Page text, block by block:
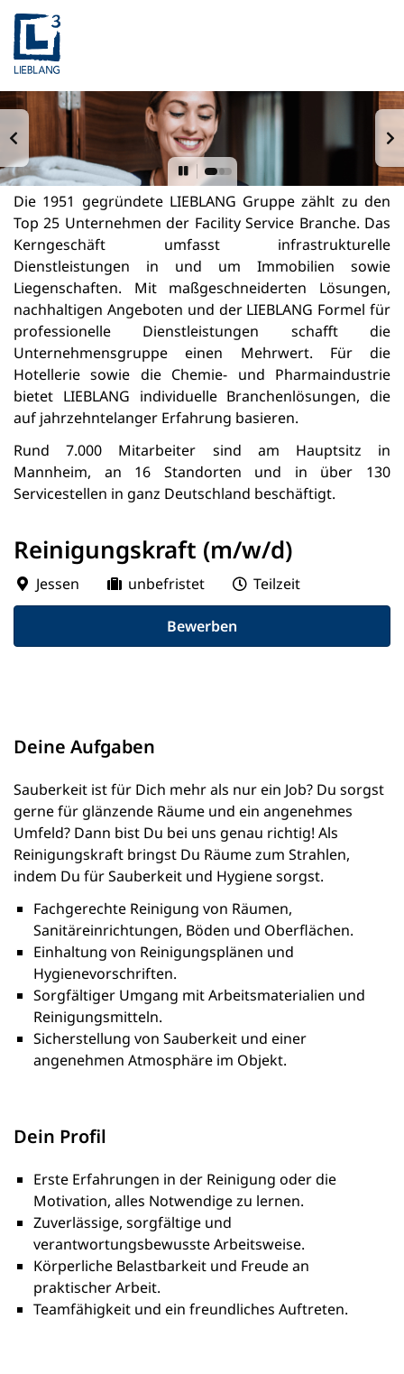
Reinigungskraft (m/w/d)
Jessen unbefristet Teilzeit
Bewerben
Die 1951 gegründete LIEBLANG Gruppe zählt zu den
Top 25 Unternehmen der Facility Service Branche. Das
Kerngeschäft umfasst infrastrukturelle
Dienstleistungen in und um Immobilien sowie
Liegenschaften. Mit maßgeschneiderten Lösungen,
nachhaltigen Angeboten und der LIEBLANG Formel für
professionelle Dienstleistungen schafft die
Unternehmensgruppe einen Mehrwert. Für die
Hotellerie sowie die Chemie- und Pharmaindustrie
bietet LIEBLANG individuelle Branchenlösungen, die
auf jahrzehntelanger Erfahrung basieren.
Rund 7.000 Mitarbeiter sind am Hauptsitz in
Mannheim, an 16 Standorten und in über 130
Servicestellen in ganz Deutschland beschäftigt.
Deine Aufgaben
Sauberkeit ist für Dich mehr als nur ein Job? Du sorgst
gerne für glänzende Räume und ein angenehmes
Umfeld? Dann bist Du bei uns genau richtig! Als
Reinigungskraft bringst Du Räume zum Strahlen,
indem Du für Sauberkeit und Hygiene sorgst.
Fachgerechte Reinigung von Räumen,
Sanitäreinrichtungen, Böden und Oberflächen.
Einhaltung von Reinigungsplänen und
Hygienevorschriften.
Sorgfältiger Umgang mit Arbeitsmaterialien und
Reinigungsmitteln.
Sicherstellung von Sauberkeit und einer
angenehmen Atmosphäre im Objekt.
Dein Profil
Erste Erfahrungen in der Reinigung oder die
Motivation, alles Notwendige zu lernen.
Zuverlässige, sorgfältige und
verantwortungsbewusste Arbeitsweise.
Körperliche Belastbarkeit und Freude an
praktischer Arbeit.
Teamfähigkeit und ein freundliches Auftreten.